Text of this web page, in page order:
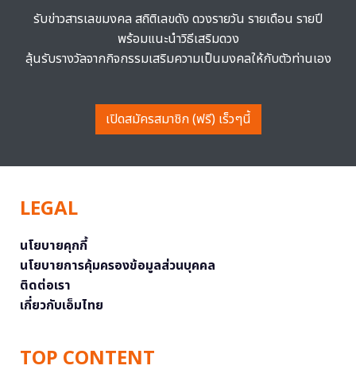
รับข่าวสารเลขมงคล สถิติเลขดัง ดวงรายวัน รายเดือน รายปี
พร้อมแนะนำวิธีเสริมดวง
ลุ้นรับรางวัลจากกิจกรรมเสริมความเป็นมงคลให้กับตัวท่านเอง
เปิดสมัครสมาชิก (ฟรี) เร็วๆนี้
LEGAL
นโยบายคุกกี้
นโยบายการคุ้มครองข้อมูลส่วนบุคคล
ติดต่อเรา
เกี่ยวกับเอ็มไทย
TOP CONTENT